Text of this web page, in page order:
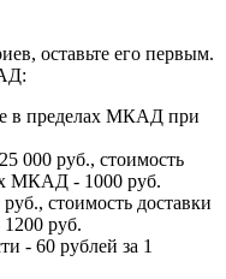
оставьте его первым.
в пределах МКАД при
000 руб., стоимость
МКАД - 1000 руб.
стоимость доставки
руб.
- 60 рублей за 1